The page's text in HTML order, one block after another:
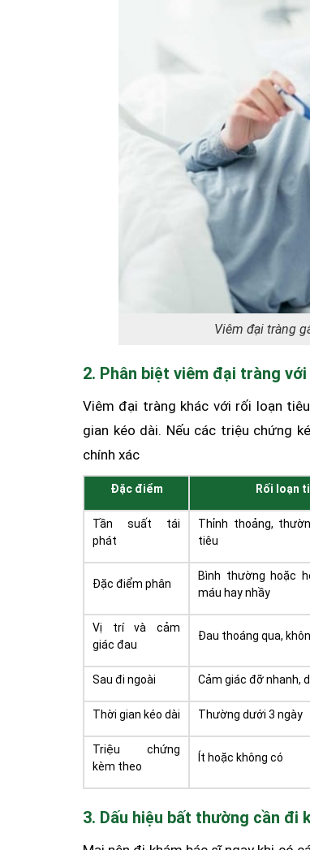
Viêm đại tràng
2. Phân biệt viêm đại tràng
Viêm đại tràng khác với rối loạn
gian kéo dài. Nếu các triệu chứng
chính xác
Đặc điểm Rối loạn
Tần suất tái
phát
Thỉnh thoảng,
tiêu
Đặc điểm phân
Bình thường hoặc
máu hay nhầy
Vị trí và cảm
giác đau
Đau thoáng qua,
Sau đi ngoài Cảm giác đỡ nhanh,
Thời gian kéo dài Thường dưới 3 ngày
Triệu chứng
kèm theo
Ít hoặc không có
3. Dấu hiệu bất thường cần đi